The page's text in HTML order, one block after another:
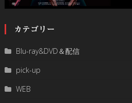
カテゴリー
Blu-ray&DVD＆配信
pick-up
WEB